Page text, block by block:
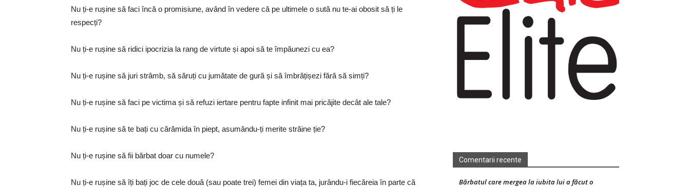
Nu ți-e rușine să faci încă o promisiune, având în vedere că pe ultimele o sută nu te-ai obosit să ți le
respecți?
Nu ți-e rușine să ridici ipocrizia la rang de virtute și apoi să te împăunezi cu ea?
Nu ți-e rușine să juri strâmb, să săruți cu jumătate de gură și să îmbrățișezi fără să simți?
Nu ți-e rușine să faci pe victima și să refuzi iertare pentru fapte infinit mai pricăjite decât ale tale?
Nu ți-e rușine să te bați cu cărămida în piept, asumându-ți merite străine ție?
Nu ți-e rușine să fii bărbat doar cu numele?
Nu ți-e rușine să îți bați joc de cele două (sau poate trei) femei din viața ta, jurându-i fiecăreia în parte că
Comentarii recente
Bărbatul care mergea la iubita lui a făcut o